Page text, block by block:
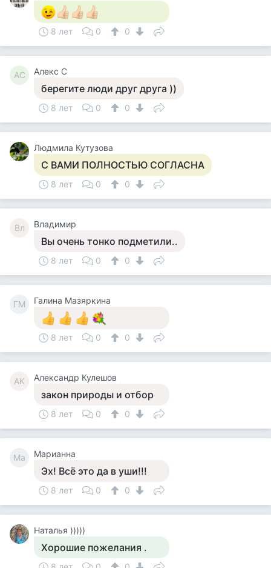
8 лет 0 0
АС Алекс С
берегите люди друг друга ))
8 лет 0 0
Людмила Кутузова
С ВАМИ ПОЛНОСТЬЮ СОГЛАСНА
8 лет 0 0
Вл Владимир
Вы очень тонко подметили..
8 лет 0 0
ГМ Галина Мазяркина
8 лет 0 0
АК Александр Кулешов
закон природы и отбор
8 лет 0 0
Ма Марианна
Эх! Всё это да в уши!!!
8 лет 0 0
Наталья )))))
Хорошие пожелания .